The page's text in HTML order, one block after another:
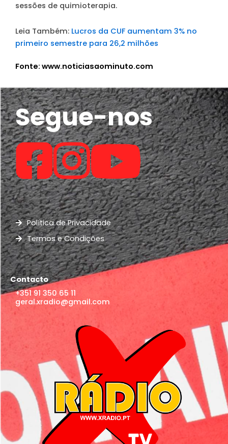
sessões de quimioterapia.
Leia Também: Lucros da CUF aumentam 3% no
primeiro semestre para 26,2 milhões
Fonte: www.noticiasaominuto.com
Segue-nos
Política de Privacidade
Termos e Condições
Contacto
+351 91 350 65 11
geral.xradio@gmail.com